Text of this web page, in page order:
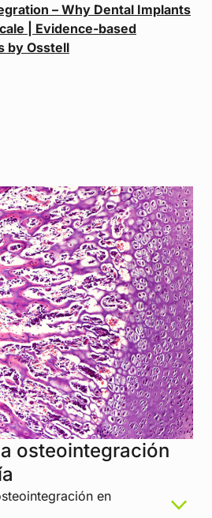
– Why Dental Implants
| Evidence-based
by Osstell
osteointegración
en